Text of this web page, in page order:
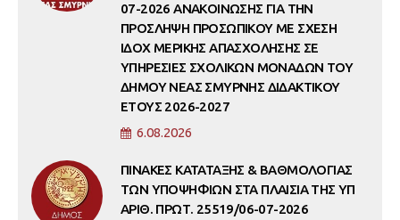
07-2026 ΑΝΑΚΟΙΝΩΣΗΣ ΓΙΑ ΤΗΝ
ΠΡΟΣΛΗΨΗ ΠΡΟΣΩΠΙΚΟΥ ΜΕ ΣΧΕΣΗ
ΙΔΟΧ ΜΕΡΙΚΗΣ ΑΠΑΣΧΟΛΗΣΗΣ ΣΕ
ΥΠΗΡΕΣΙΕΣ ΣΧΟΛΙΚΩΝ ΜΟΝΑΔΩΝ ΤΟΥ
ΔΗΜΟΥ ΝΕΑΣ ΣΜΥΡΝΗΣ ΔΙΔΑΚΤΙΚΟΥ
ΕΤΟΥΣ 2026-2027
6.08.2026
ΠΙΝΑΚΕΣ ΚΑΤΑΤΑΞΗΣ & ΒΑΘΜΟΛΟΓΙΑΣ
ΤΩΝ ΥΠΟΨΗΦΙΩΝ ΣΤΑ ΠΛΑΙΣΙΑ ΤΗΣ ΥΠ
ΑΡΙΘ. ΠΡΩΤ. 25519/06-07-2026